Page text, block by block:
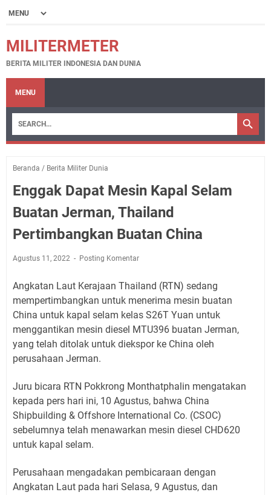
MILITERMETER
BERITA MILITER INDONESIA DAN DUNIA
MENU
Beranda / Berita Militer Dunia
Enggak Dapat Mesin Kapal Selam
Buatan Jerman, Thailand
Pertimbangkan Buatan China
Agustus 11, 2022 Posting Komentar
Angkatan Laut Kerajaan Thailand (RTN) sedang
mempertimbangkan untuk menerima mesin buatan
China untuk kapal selam kelas S26T Yuan untuk
menggantikan mesin diesel MTU396 buatan Jerman,
yang telah ditolak untuk diekspor ke China oleh
perusahaan Jerman.
Juru bicara RTN Pokkrong Monthatphalin mengatakan
kepada pers hari ini, 10 Agustus, bahwa China
Shipbuilding & Offshore International Co. (CSOC)
sebelumnya telah menawarkan mesin diesel CHD620
untuk kapal selam.
Perusahaan mengadakan pembicaraan dengan
Angkatan Laut pada hari Selasa, 9 Agustus, dan